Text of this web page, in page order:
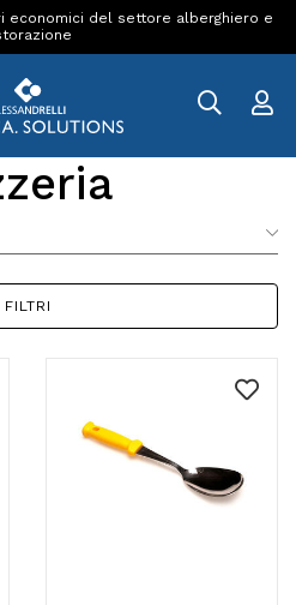
economici del settore alberghiero e
FILTRI